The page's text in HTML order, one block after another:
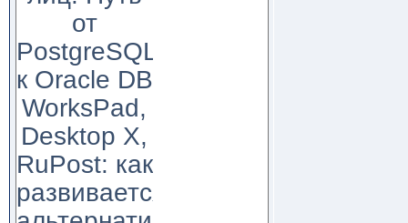
от
PostgreSQL
к Oracle DB
WorksPad,
Desktop X,
RuPost: как
развивается